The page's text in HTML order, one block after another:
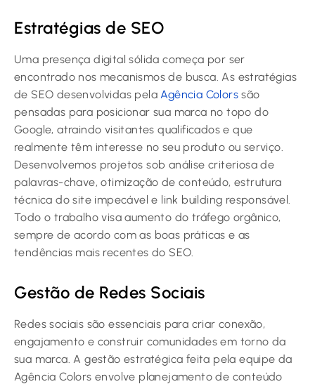
Estratégias de SEO
Uma presença digital sólida começa por ser
encontrado nos mecanismos de busca. As estratégias
de SEO desenvolvidas pela Agência Colors são
pensadas para posicionar sua marca no topo do
Google, atraindo visitantes qualificados e que
realmente têm interesse no seu produto ou serviço.
Desenvolvemos projetos sob análise criteriosa de
palavras-chave, otimização de conteúdo, estrutura
técnica do site impecável e link building responsável.
Todo o trabalho visa aumento do tráfego orgânico,
sempre de acordo com as boas práticas e as
tendências mais recentes do SEO.
Gestão de Redes Sociais
Redes sociais são essenciais para criar conexão,
engajamento e construir comunidades em torno da
sua marca. A gestão estratégica feita pela equipe da
Agência Colors envolve planejamento de conteúdo